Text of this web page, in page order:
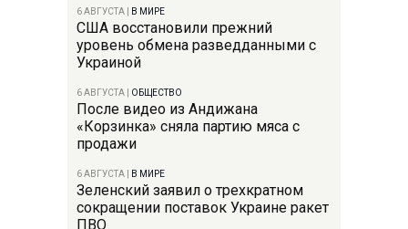
6 АВГУСТА В МИРЕ
США восстановили прежний
уровень обмена разведданными с
Украиной
6 АВГУСТА ОБЩЕСТВО
После видео из Андижана
«Корзинка» сняла партию мяса с
продажи
6 АВГУСТА В МИРЕ
Зеленский заявил о трехкратном
сокращении поставок Украине ракет
ПВО